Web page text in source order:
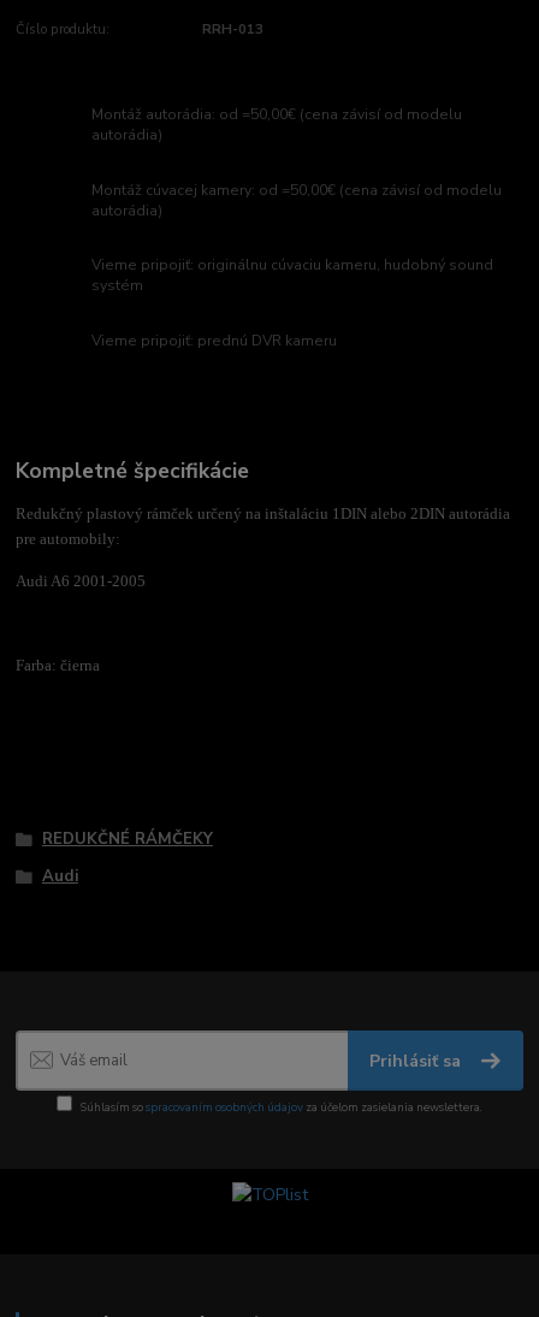
Číslo produktu: RRH-013
Montáž autorádia: od =50,00€ (cena závisí od modelu
autorádia)
Montáž cúvacej kamery: od =50,00€ (cena závisí od modelu
autorádia)
Vieme pripojiť: originálnu cúvaciu kameru, hudobný sound
systém
Vieme pripojiť: prednú DVR kameru
Kompletné špecifikácie
Redukčný plastový rámček určený na inštaláciu 1DIN alebo 2DIN autorádia
pre automobily:
Audi A6 2001-2005
Farba: čierna
REDUKČNÉ RÁMČEKY
Audi
Prihlásiť sa
Súhlasím sospracovaním osobných údajov za účelom zasielania newslettera.